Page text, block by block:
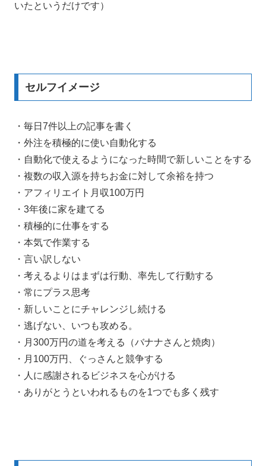
いたというだけです）
セルフイメージ
・毎日7件以上の記事を書く
・外注を積極的に使い自動化する
・自動化で使えるようになった時間で新しいことをする
・複数の収入源を持ちお金に対して余裕を持つ
・アフィリエイト月収100万円
・3年後に家を建てる
・積極的に仕事をする
・本気で作業する
・言い訳しない
・考えるよりはまずは行動、率先して行動する
・常にプラス思考
・新しいことにチャレンジし続ける
・逃げない、いつも攻める。
・月300万円の道を考える（バナナさんと焼肉）
・月100万円、ぐっさんと競争する
・人に感謝されるビジネスを心がける
・ありがとうといわれるものを1つでも多く残す